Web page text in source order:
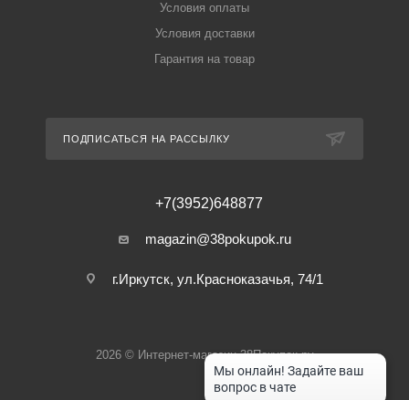
Условия оплаты
Условия доставки
Гарантия на товар
ПОДПИСАТЬСЯ НА РАССЫЛКУ
+7(3952)648877
magazin@38pokupok.ru
г.Иркутск, ул.Красноказачья, 74/1
2026 © Интернет-магазин 38Покупок.ру